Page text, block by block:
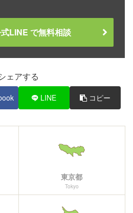
LINE で無料相談
ェアする
LINE コピー
東京都
Tokyo